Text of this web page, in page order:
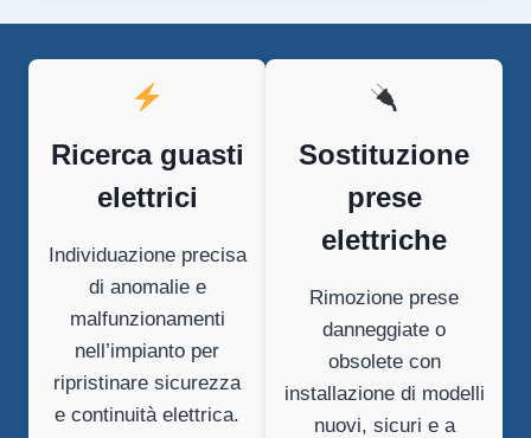
Ricerca guasti
elettrici
Individuazione precisa
di anomalie e
malfunzionamenti
nell’impianto per
ripristinare sicurezza
e continuità elettrica.
Sostituzione
prese
elettriche
Rimozione prese
danneggiate o
obsolete con
installazione di modelli
nuovi, sicuri e a